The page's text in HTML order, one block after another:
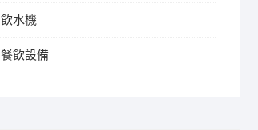
飲水機
餐飲設備